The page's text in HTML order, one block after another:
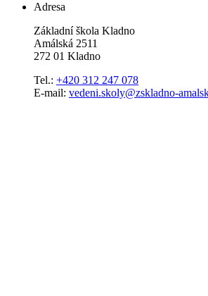
Adresa
Základní škola Kladno
Amálská 2511
272 01 Kladno
Tel.: +420 312 247 078
E-mail: vedeni.skoly@zskladno-